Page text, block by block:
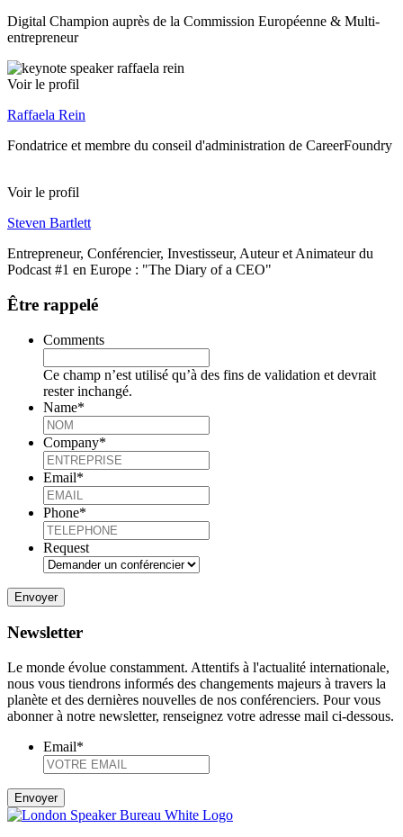
Digital Champion auprès de la Commission Européenne & Multi-
entrepreneur
Voir le profil
Raffaela Rein
Fondatrice et membre du conseil d'administration de CareerFoundry
Voir le profil
Steven Bartlett
Entrepreneur, Conférencier, Investisseur, Auteur et Animateur du
Podcast #1 en Europe : "The Diary of a CEO"
Être rappelé
Comments
Ce champ n’est utilisé qu’à des fins de validation et devrait
rester inchangé.
Name*
Company*
Email*
Phone*
Request
Newsletter
Le monde évolue constamment. Attentifs à l'actualité internationale,
nous vous tiendrons informés des changements majeurs à travers la
planète et des dernières nouvelles de nos conférenciers. Pour vous
abonner à notre newsletter, renseignez votre adresse mail ci-dessous.
Email*